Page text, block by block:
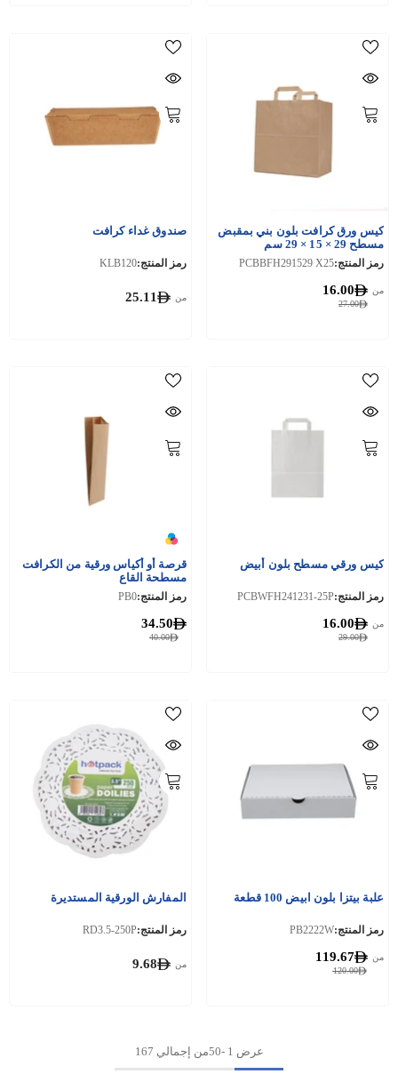
كيس ورق كرافت بلون بني بمقبض
مسطح 29 × 15 × 29 سم
رمز المنتج:PCBBFH291529 X25
27.00
من 16.00
صندوق غداء كرافت
رمز المنتج:KLB120
من 25.11
كيس ورقي مسطح بلون أبيض
رمز المنتج:PCBWFH241231-25P
29.00
من 16.00
قرصة أو أكياس ورقية من الكرافت
مسطحة القاع
رمز المنتج:PB0
40.00
34.50
علبة بيتزا بلون ابيض 100 قطعة
رمز المنتج:PB2222W
120.00
من 119.67
المفارش الورقية المستديرة
رمز المنتج:RD3.5-250P
من 9.68
عرض 1
-
50من إجمالي 167